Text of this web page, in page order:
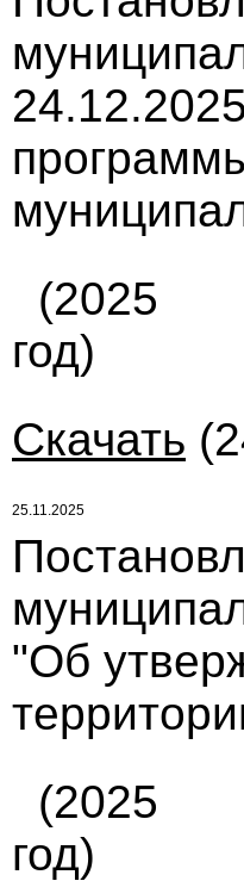
(2025
год)
Скачать
25.11.2025
"Об
(2025
год)